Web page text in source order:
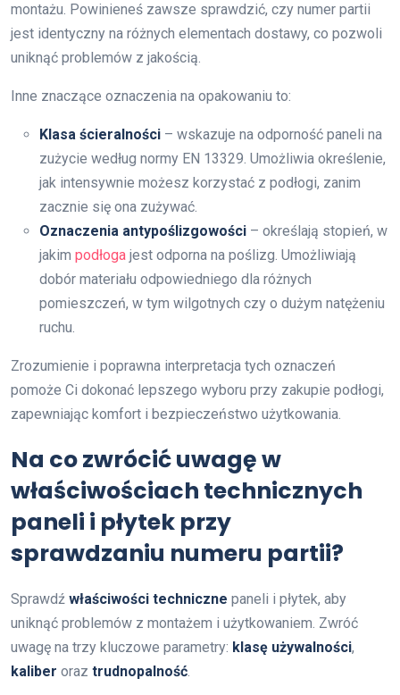
montażu. Powinieneś zawsze sprawdzić, czy numer partii
jest identyczny na różnych elementach dostawy, co pozwoli
uniknąć problemów z jakością.
Inne znaczące oznaczenia na opakowaniu to:
Klasa ścieralności – wskazuje na odporność paneli na
zużycie według normy EN 13329. Umożliwia określenie,
jak intensywnie możesz korzystać z podłogi, zanim
zacznie się ona zużywać.
Oznaczenia antypoślizgowości – określają stopień, w
jakim podłoga jest odporna na poślizg. Umożliwiają
dobór materiału odpowiedniego dla różnych
pomieszczeń, w tym wilgotnych czy o dużym natężeniu
ruchu.
Zrozumienie i poprawna interpretacja tych oznaczeń
pomoże Ci dokonać lepszego wyboru przy zakupie podłogi,
zapewniając komfort i bezpieczeństwo użytkowania.
Na co zwrócić uwagę w
właściwościach technicznych
paneli i płytek przy
sprawdzaniu numeru partii?
Sprawdź właściwości techniczne paneli i płytek, aby
uniknąć problemów z montażem i użytkowaniem. Zwróć
uwagę na trzy kluczowe parametry: klasę używalności,
kaliber oraz trudnopalność.